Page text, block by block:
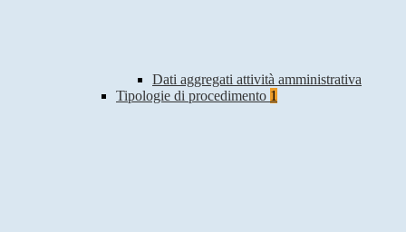
Dati aggregati attività amministrativa
Tipologie di procedimento 1